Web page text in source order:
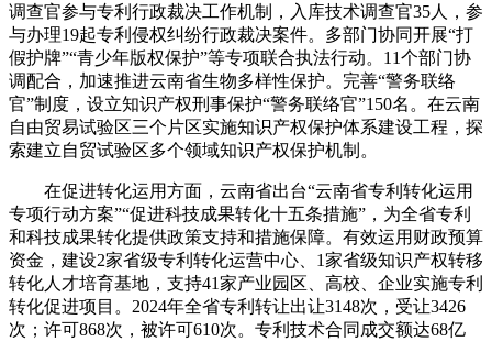
调查官参与专利行政裁决工作机制，入库技术调查官35人，参
与办理19起专利侵权纠纷行政裁决案件。多部门协同开展“打
假护牌”“青少年版权保护”等专项联合执法行动。11个部门协
调配合，加速推进云南省生物多样性保护。完善“警务联络
官”制度，设立知识产权刑事保护“警务联络官”150名。在云南
自由贸易试验区三个片区实施知识产权保护体系建设工程，探
索建立自贸试验区多个领域知识产权保护机制。
在促进转化运用方面，云南省出台“云南省专利转化运用
专项行动方案”“促进科技成果转化十五条措施”，为全省专利
和科技成果转化提供政策支持和措施保障。有效运用财政预算
资金，建设2家省级专利转化运营中心、1家省级知识产权转移
转化人才培育基地，支持41家产业园区、高校、企业实施专利
转化促进项目。2024年全省专利转让出让3148次，受让3426
次；许可868次，被许可610次。专利技术合同成交额达68亿